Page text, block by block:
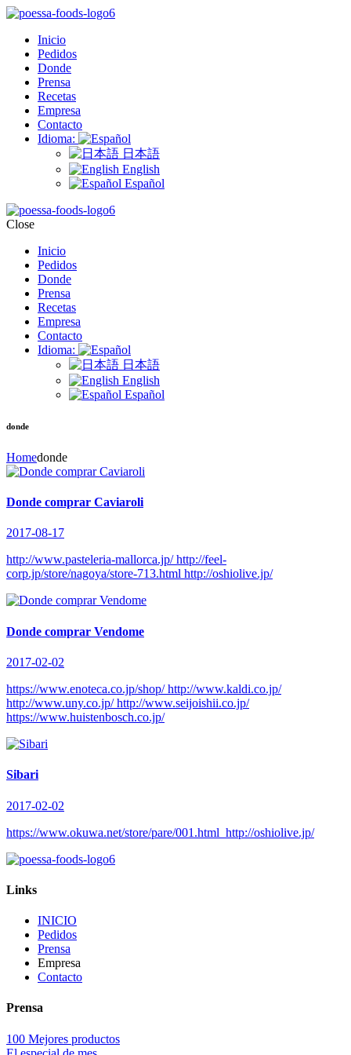
Inicio
Pedidos
Donde
Prensa
Recetas
Empresa
Contacto
Idioma:
日本語
English
Español
Close
Inicio
Pedidos
Donde
Prensa
Recetas
Empresa
Contacto
Idioma:
日本語
English
Español
donde
Homedonde
Donde comprar Caviaroli
2017-08-17
http://www.pasteleria-mallorca.jp/ http://feel-
corp.jp/store/nagoya/store-713.html http://oshiolive.jp/
Donde comprar Vendome
2017-02-02
https://www.enoteca.co.jp/shop/ http://www.kaldi.co.jp/
http://www.uny.co.jp/ http://www.seijoishii.co.jp/
https://www.huistenbosch.co.jp/
Sibari
2017-02-02
https://www.okuwa.net/store/pare/001.html http://oshiolive.jp/
Links
INICIO
Pedidos
Prensa
Empresa
Contacto
Prensa
100 Mejores productos